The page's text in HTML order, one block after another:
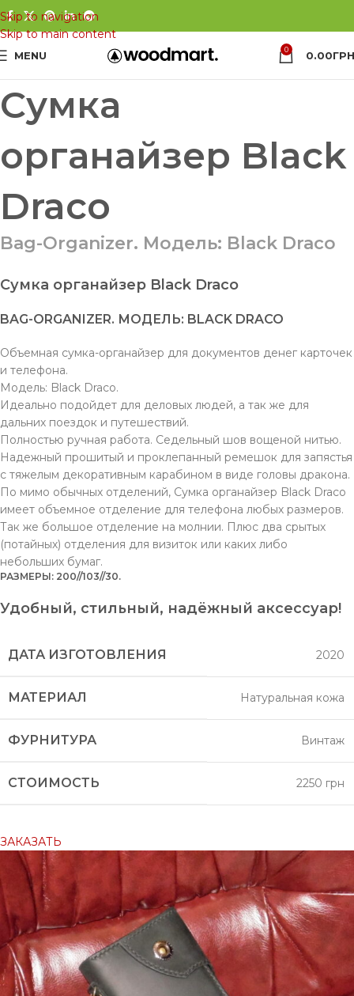
Skip to navigation
Skip to main content
MENU 0 0.00
Сумка
органайзер Black
Draco
Bag-Organizer. Модель: Black Draco
Сумка органайзер Black Draco
BAG-ORGANIZER. МОДЕЛЬ: BLACK DRACO
Объемная сумка-органайзер для документов денег карточек
и телефона.
Модель: Black Draco.
Идеально подойдет для деловых людей, а так же для
дальних поездок и путешествий.
Полностью ручная работа. Седельный шов вощеной нитью.
Надежный прошитый и проклепанный ремешок для запястья
с тяжелым декоративным карабином в виде головы дракона.
По мимо обычных отделений, Сумка органайзер Black Draco
имеет объемное отделение для телефона любых размеров.
Так же большое отделение на молнии. Плюс два срытых
(потайных) отделения для визиток или каких либо
небольших бумаг.
РАЗМЕРЫ: 200//103//30.
Удобный, стильный, надёжный аксессуар!
ДАТА ИЗГОТОВЛЕНИЯ 2020
МАТЕРИАЛ Натуральная кожа
ФУРНИТУРА Винтаж
СТОИМОСТЬ 2250 грн
ЗАКАЗАТЬ